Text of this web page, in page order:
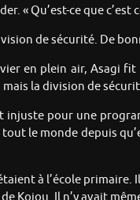
« Qu’est-ce que
de sécurité. De
en plein air, Asagi
mais la division de
injuste pour une
le monde depuis
à l’école